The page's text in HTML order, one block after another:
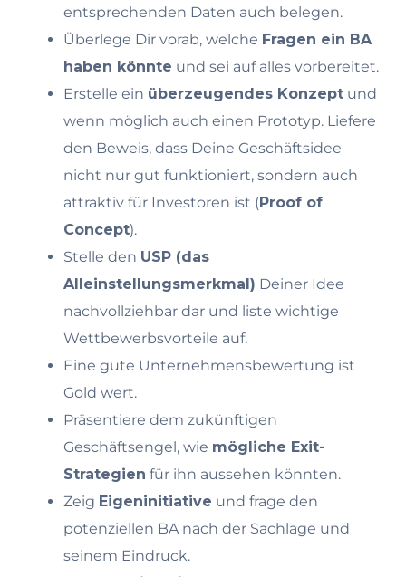
entsprechenden Daten auch belegen.
Überlege Dir vorab, welche Fragen ein BA
haben könnte und sei auf alles vorbereitet.
Erstelle ein überzeugendes Konzept und
wenn möglich auch einen Prototyp. Liefere
den Beweis, dass Deine Geschäftsidee
nicht nur gut funktioniert, sondern auch
attraktiv für Investoren ist (Proof of
Concept).
Stelle den USP (das
Alleinstellungsmerkmal) Deiner Idee
nachvollziehbar dar und liste wichtige
Wettbewerbsvorteile auf.
Eine gute Unternehmensbewertung ist
Gold wert.
Präsentiere dem zukünftigen
Geschäftsengel, wie mögliche Exit-
Strategien für ihn aussehen könnten.
Zeig Eigeninitiative und frage den
potenziellen BA nach der Sachlage und
seinem Eindruck.